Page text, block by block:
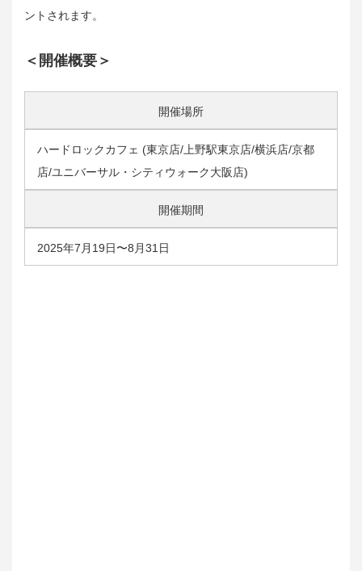
ントされます。
＜開催概要＞
開催場所
ハードロックカフェ (東京店/上野駅東京店/横浜店/京都
店/ユニバーサル・シティウォーク大阪店)
開催期間
2025年7月19日〜8月31日